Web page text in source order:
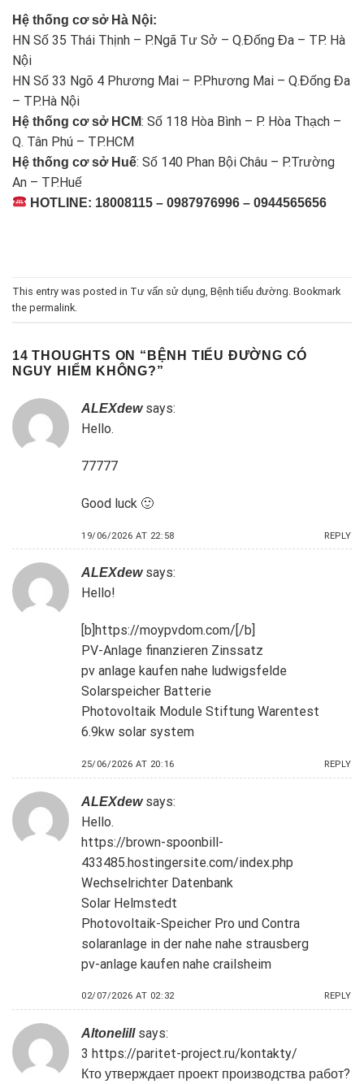
Hệ thống cơ sở Hà Nội:
HN Số 35 Thái Thịnh – P.Ngã Tư Sở – Q.Đống Đa – TP. Hà
Nội
HN Số 33 Ngõ 4 Phương Mai – P.Phương Mai – Q.Đống Đa
– TP.Hà Nội
Hệ thống cơ sở HCM: Số 118 Hòa Bình – P. Hòa Thạch –
Q. Tân Phú – TP.HCM
Hệ thống cơ sở Huế: Số 140 Phan Bội Châu – P.Trường
An – TP.Huế
HOTLINE: 18008115 – 0987976996 – 0944565656
This entry was posted in Tư vấn sử dụng Bệnh tiểu đường . Bookmark
the permalink
14 THOUGHTS ON “ BỆNH TIỂU ĐƯỜNG CÓ
NGUY HIỂM KHÔNG?”
ALEXdew says:
Hello.
77777
Good luck 🙂
19/06/2026 AT 22:58 REPLY
ALEXdew says:
Hello!
[b]https://moypvdom.com/[/b]
PV-Anlage finanzieren Zinssatz
pv anlage kaufen nahe ludwigsfelde
Solarspeicher Batterie
Photovoltaik Module Stiftung Warentest
6.9kw solar system
25/06/2026 AT 20:16 REPLY
ALEXdew says:
Hello.
https://brown-spoonbill-
433485.hostingersite.com/index.php
Wechselrichter Datenbank
Solar Helmstedt
Photovoltaik-Speicher Pro und Contra
solaranlage in der nahe nahe strausberg
pv-anlage kaufen nahe crailsheim
02/07/2026 AT 02:32 REPLY
Altonelill says:
3 https://paritet-project.ru/kontakty/
Кто утверждает проект производства работ?